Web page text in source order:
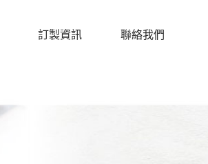
訂製資訊 聯絡我們